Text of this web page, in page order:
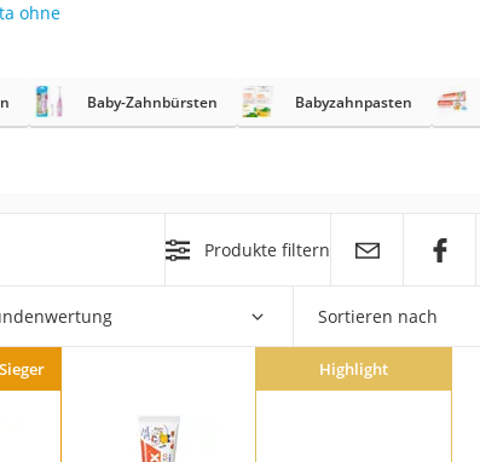
ohne
Baby-Zahnbürsten Babyzahnpasten
Produkte filtern
Sortieren nach
Highlight